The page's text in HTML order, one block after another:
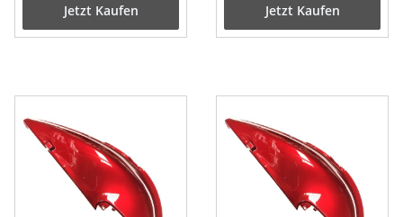
Jetzt Kaufen Jetzt Kaufen